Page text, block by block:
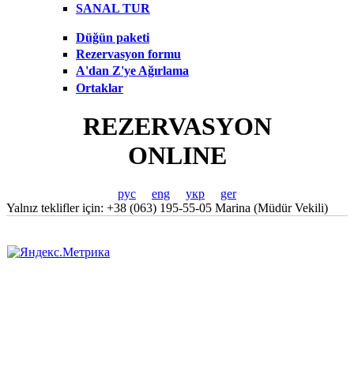
SANAL TUR
Düğün paketi
Rezervasyon formu
A'dan Z'ye Ağırlama
Ortaklar
REZERVASYON
ONLINE
рус eng укр
ger
Yalnız teklifler için: +38 (063) 195-55-05 Marina (Müdür Vekili)